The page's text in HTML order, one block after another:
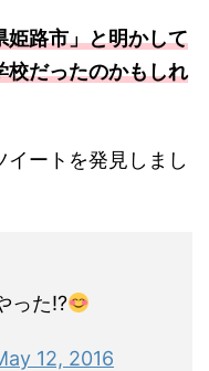
姫路市」と明かして
校だったのかもしれ
ートを発見しまし
った!?
12, 2016